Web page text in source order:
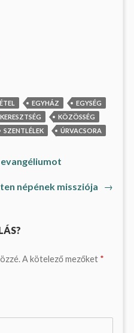
EGYHÁZ
EGYSÉG
KERESZTSÉG
KÖZÖSSÉG
SZENTLÉLEK ÚRVACSORA
népének missziója Next
→
A kötelező mezőket *